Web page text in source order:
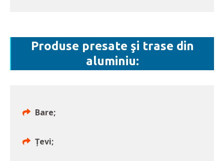
Produse presate şi trase din
aluminiu:
Bare;
Țevi;